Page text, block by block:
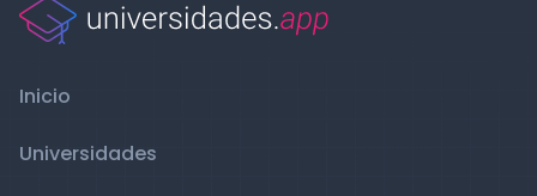
Inicio
Universidades